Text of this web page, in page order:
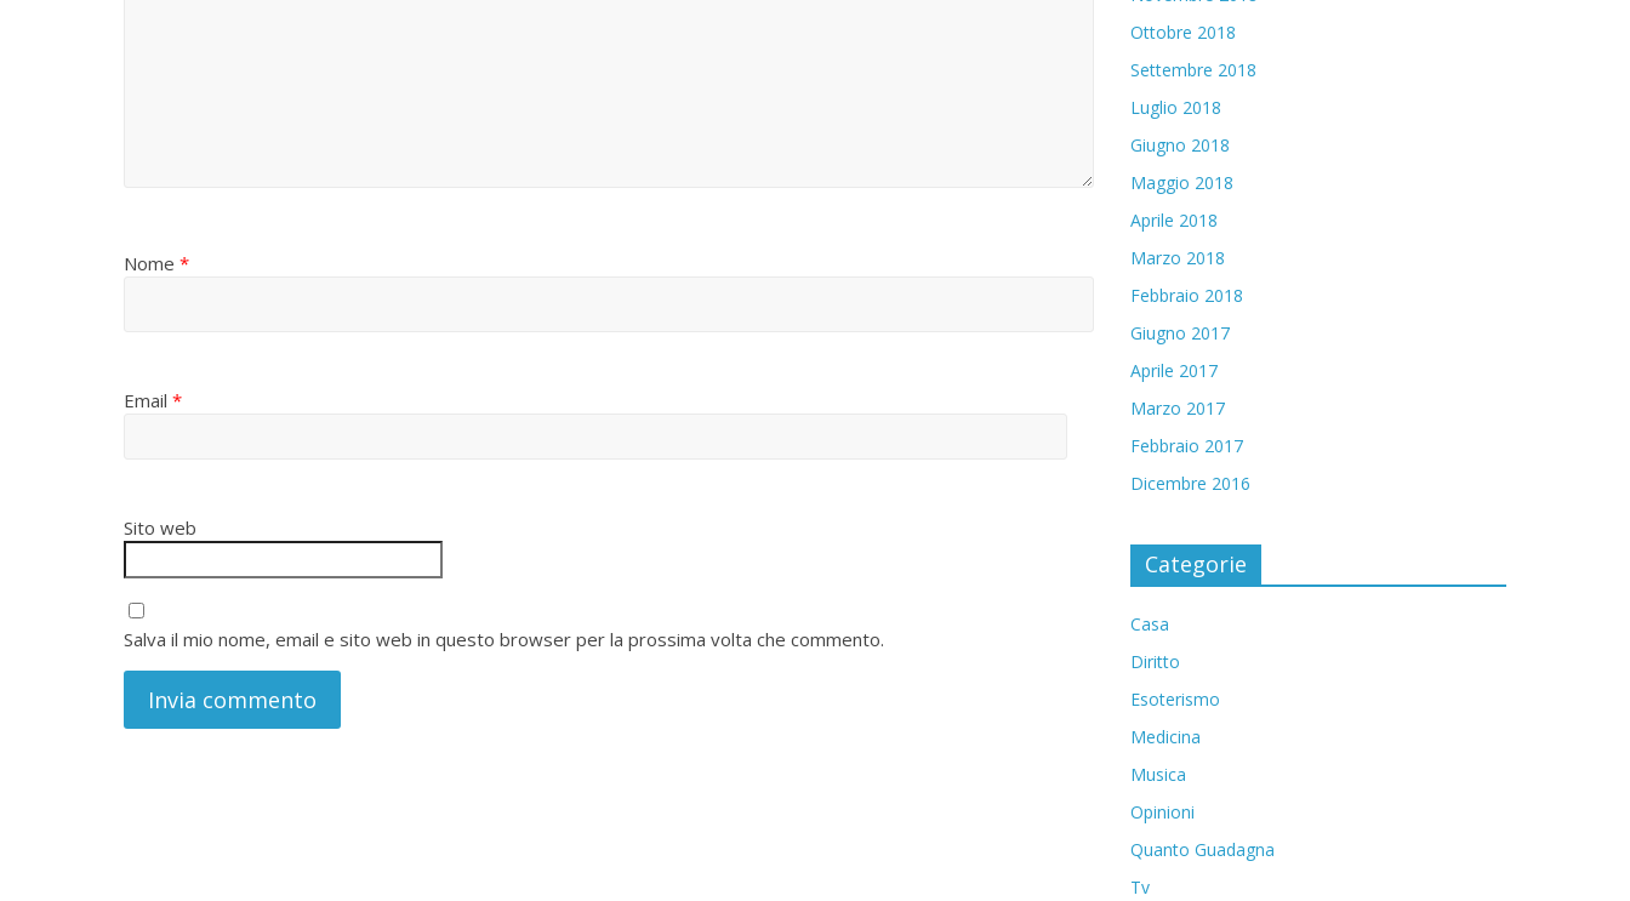
Nome *
Email *
Sito web
Salva il mio nome, email e sito web in questo browser per la prossima volta che commento.
Ottobre 2018
Settembre 2018
Luglio 2018
Giugno 2018
Maggio 2018
Aprile 2018
Marzo 2018
Febbraio 2018
Giugno 2017
Aprile 2017
Marzo 2017
Febbraio 2017
Dicembre 2016
Categorie
Casa
Diritto
Esoterismo
Medicina
Musica
Opinioni
Quanto Guadagna
Tv